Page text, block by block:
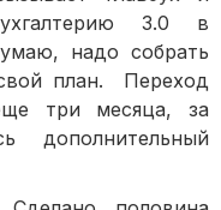
3.0 в
надо собрать
план. Переход
три месяца, за
дополнительный